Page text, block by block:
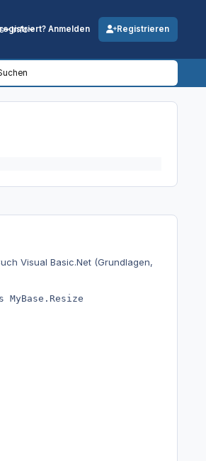
Info Anmelden Registrieren
Visual Basic.Net (Grundlagen,